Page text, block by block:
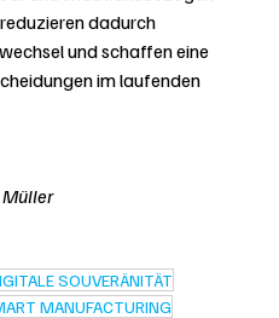
dadurch
und schaffen eine
im laufenden
Müller
SOUVERÄNITÄT
MANUFACTURING